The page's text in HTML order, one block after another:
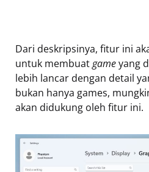
Dari deskripsinya, fitur ini
untuk membuatgameyang
lebih lancar dengan detail
bukan hanya games,
akan didukung oleh fitur ini.